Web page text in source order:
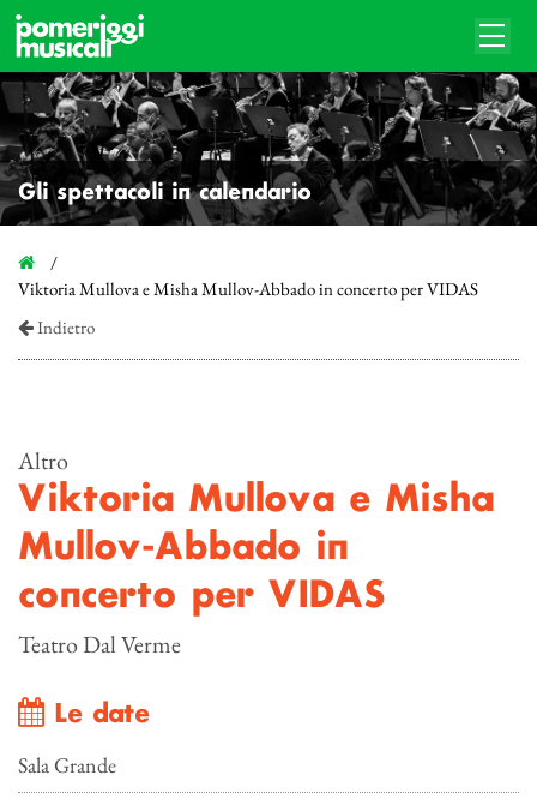
Gli spettacoli in calendario
Viktoria Mullova e Misha Mullov-Abbado in concerto per VIDAS
Indietro
Altro
Viktoria Mullova e Misha
Mullov-Abbado in
concerto per VIDAS
Teatro Dal Verme
Le date
Sala Grande